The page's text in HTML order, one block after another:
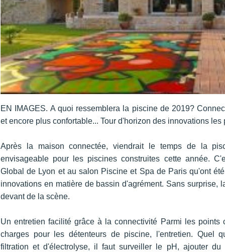
EN IMAGES. A quoi ressemblera la piscine de 2019?
et encore plus confortable... Tour d'horizon des innovations les
Après la maison connectée, viendrait le temps de la
envisageable pour les piscines construites cette année.
Global de Lyon et au salon Piscine et Spa de Paris qu'ont
innovations en matière de bassin d'agrément. Sans surprise,
devant de la scène.
Un entretien facilité grâce à la connectivité Parmi les points
charges pour les détenteurs de piscine, l'entretien. Quel
filtration et d'électrolyse, il faut surveiller le pH, ajouter du